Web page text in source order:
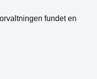
fundet en